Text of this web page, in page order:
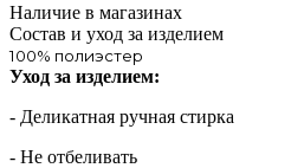
Наличие в магазинах
Состав и уход за изделием
100% полиэстер
Уход за изделием:
- Деликатная ручная стирка
- Не отбеливать